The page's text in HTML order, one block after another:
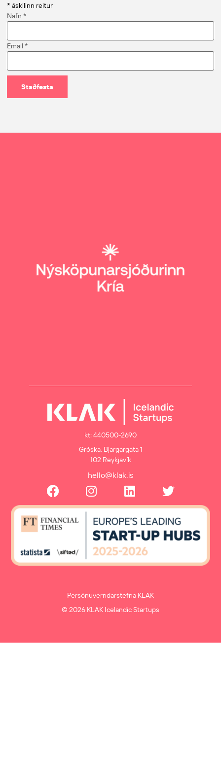
* áskilinn reitur
Nafn *
Email *
kt: 440500-2690
Gróska, Bjargargata 1
102 Reykjavík
hello@klak.is
© 2026 KLAK Icelandic Startups
Persónuverndarstefna KLAK